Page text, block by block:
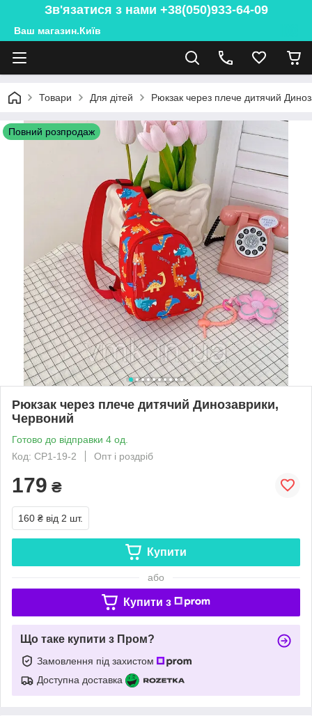
Зв'язатися з нами +38(050)933-64-09
Ваш магазин.Київ
Товари Для дітей Рюкзак через плече дитячий
Повний розпродаж
Рюкзак через плече дитячий Динозаврики,
Червоний
Готово до відправки 4 од.
Код: СР1-19-2
Опт і роздріб
179 ₴
160 ₴ від 2 шт.
Купити
або
Купити з
Що таке купити з Пром?
Замовлення під захистом
Доступна доставка